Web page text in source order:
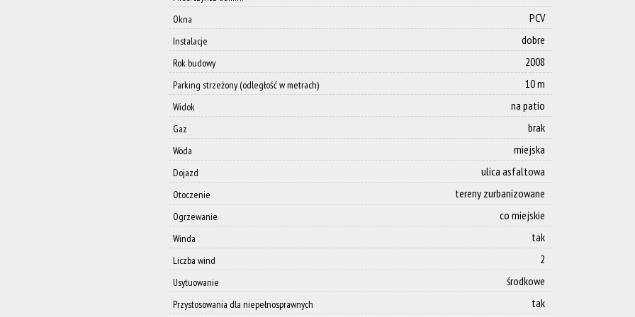
Okna PCV
Instalacje dobre
Rok budowy 2008
Parking strzeżony (odległość w metrach) 10 m
Widok na patio
Gaz brak
Woda miejska
Dojazd ulica asfaltowa
Otoczenie tereny zurbanizowane
Ogrzewanie co miejskie
Winda tak
Liczba wind 2
Usytuowanie środkowe
Przystosowania dla niepełnosprawnych tak